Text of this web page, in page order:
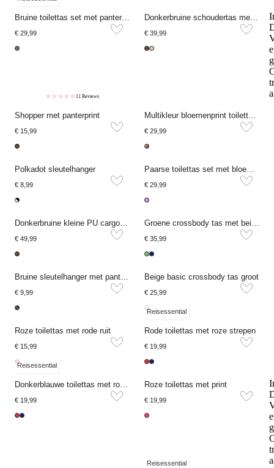
€ 29,99 € 39,99
11 Reviews
Shopper met panterprint
€ 15,99 € 29,99
Polkadot sleutelhanger
€ 8,99 € 29,99
€ 49,99 € 35,99
€ 9,99
Beige basic crossbody tas groot
€ 25,99
Roze toilettas met rode ruit
€ 15,99
Reisessential
Rode toilettas met roze strepen
€ 19,99
Reisessential
€ 19,99
Roze toilettas met print
€ 19,99
Reisessential